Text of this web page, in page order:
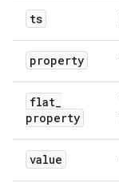
ts
property
flat_
property
value